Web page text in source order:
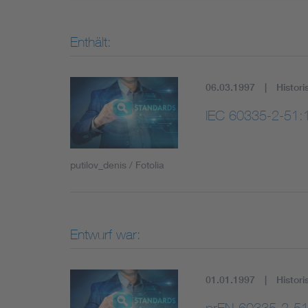
Enthält:
putilov_denis / Fotolia
06.03.1997
IEC 60335-2-
Entwurf war:
01.01.1997